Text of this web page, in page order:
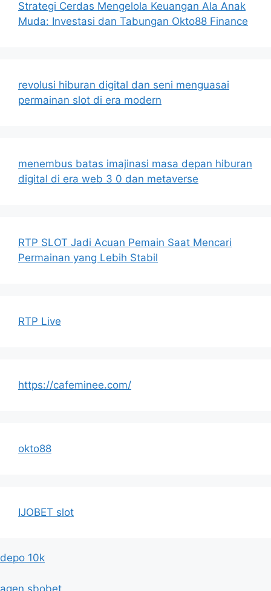
Strategi Cerdas Mengelola Keuangan Ala Anak
Muda: Investasi dan Tabungan Okto88 Finance
revolusi hiburan digital dan seni menguasai
permainan slot di era modern
menembus batas imajinasi masa depan hiburan
digital di era web 3 0 dan metaverse
RTP SLOT Jadi Acuan Pemain Saat Mencari
Permainan yang Lebih Stabil
RTP Live
https://cafeminee.com/
okto88
IJOBET slot
depo 10k
agen sbobet